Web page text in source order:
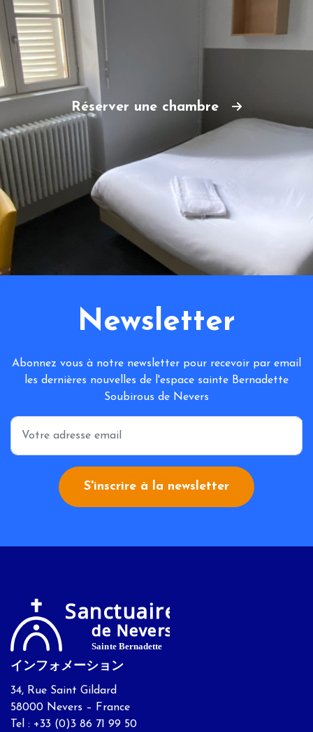
Réserver une chambre
Newsletter
Abonnez vous à notre newsletter pour recevoir par email
les dernières nouvelles de l'espace sainte Bernadette
Soubirous de Nevers
*
S'inscrire à la newsletter
インフォメーション
34, Rue Saint Gildard
58000 Nevers – France
Tel : +33 (0)3 86 71 99 50